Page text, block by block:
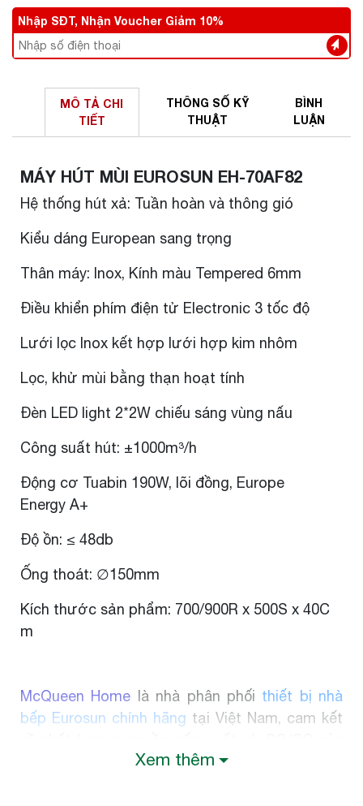
Nhập SĐT, Nhận Voucher Giảm 10%
MÔ TẢ CHI
TIẾT
THÔNG SỐ KỸ
THUẬT
BÌNH
LUẬN
MÁY HÚT MÙI EUROSUN EH-70AF82
Hệ thống hút xả: Tuần hoàn và thông gió
Kiểu dáng European sang trọng
Thân máy: Inox, Kính màu Tempered 6mm
Điều khiển phím điện tử Electronic 3 tốc độ
Lưới lọc Inox kết hợp lưới hợp kim nhôm
Lọc, khử mùi bằng thạn hoạt tính
Đèn LED light 2*2W chiếu sáng vùng nấu
Công suất hút: ±1000m³/h
Động cơ Tuabin 190W, lõi đồng, Europe
Energy A+
Độ ồn: ≤ 48db
Ống thoát: ∅150mm
Kích thước sản phẩm: 700/900R x 500S x 40C
m
McQueen Home là nhà phân phối thiết bị nhà
bếp Eurosun chính hãng tại Việt Nam, cam kết
sản phẩm, nói "KHÔNG" với hàng giả, hàng
Xem thêm